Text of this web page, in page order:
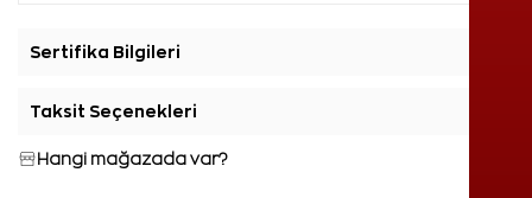
Sertifika Bilgileri
Taksit Seçenekleri
Hangi mağazada var?